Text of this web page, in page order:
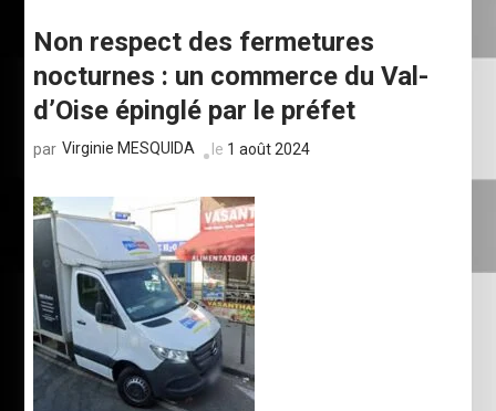
Non respect des fermetures
nocturnes : un commerce du Val-
d’Oise épinglé par le préfet
par Virginie MESQUIDA le 1 août 2024